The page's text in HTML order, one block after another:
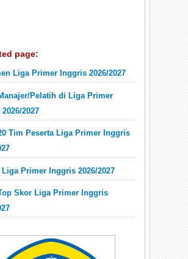
page:
Liga Primer Inggris 2026/2027
Pelatih di Liga Primer
2027
Tim Peserta Liga Primer Inggris
Liga Primer Inggris 2026/2027
Skor Liga Primer Inggris